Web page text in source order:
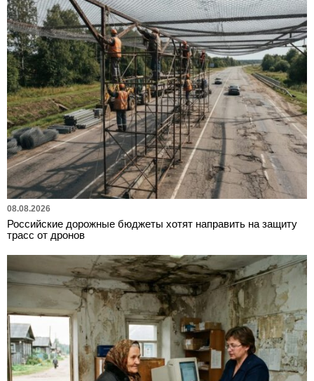
08.08.2026
Российские дорожные бюджеты хотят направить на защиту
трасс от дронов